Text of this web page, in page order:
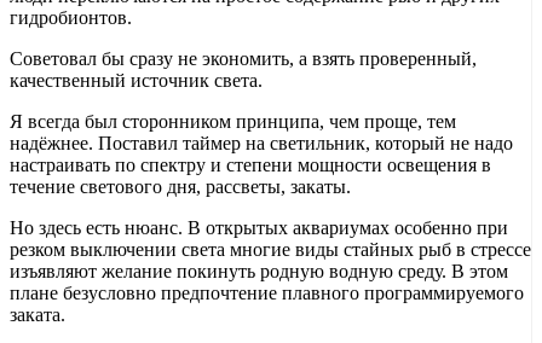
гидробионтов.
Советовал бы сразу не экономить, а взять проверенный,
качественный источник света.
Я всегда был сторонником принципа, чем проще, тем
надёжнее. Поставил таймер на светильник, который не надо
настраивать по спектру и степени мощности освещения в
течение светового дня, рассветы, закаты.
Но здесь есть нюанс. В открытых аквариумах особенно при
резком выключении света многие виды стайных рыб в стрессе
изъявляют желание покинуть родную водную среду. В этом
плане безусловно предпочтение плавного программируемого
заката.